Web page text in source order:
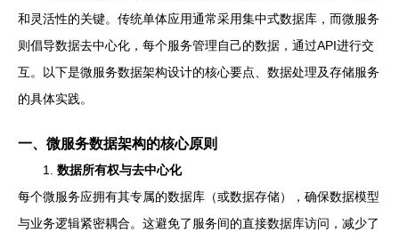
和灵活性的关键。传统单体应用通常采用集中式数据库，而微服务
则倡导数据去中心化，每个服务管理自己的数据，通过API进行交
互。以下是微服务数据架构设计的核心要点、数据处理及存储服务
的具体实践。
一、微服务数据架构的核心原则
1. 数据所有权与去中心化
每个微服务应拥有其专属的数据库（或数据存储），确保数据模型
与业务逻辑紧密耦合。这避免了服务间的直接数据库访问，减少了